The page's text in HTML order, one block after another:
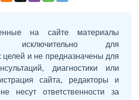
на сайте материалы
исключительно для
целей и не предназначены для
диагностики или
сайта, редакторы и
несут ответственности за